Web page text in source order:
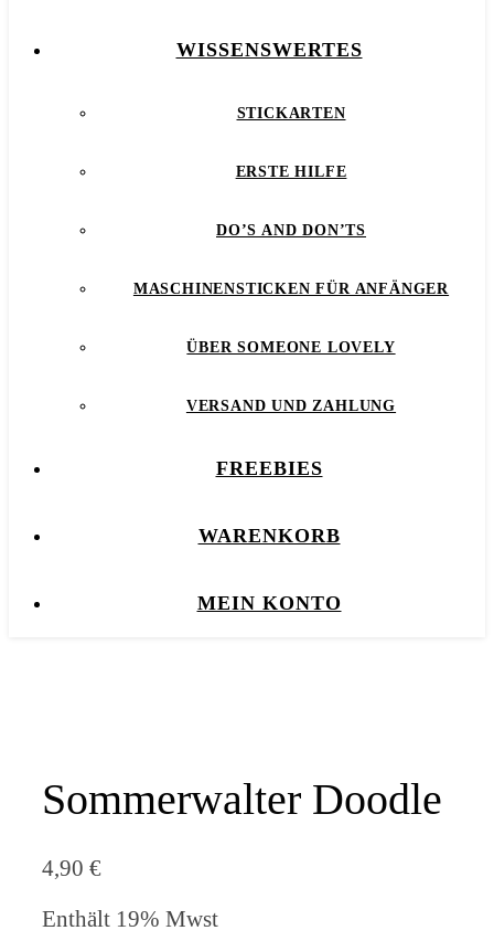
WISSENSWERTES
STICKARTEN
ERSTE HILFE
DO’S AND DON’TS
MASCHINENSTICKEN FÜR ANFÄNGER
ÜBER SOMEONE LOVELY
VERSAND UND ZAHLUNG
FREEBIES
WARENKORB
MEIN KONTO
Sommerwalter Doodle
4,90 €
Enthält 19% Mwst